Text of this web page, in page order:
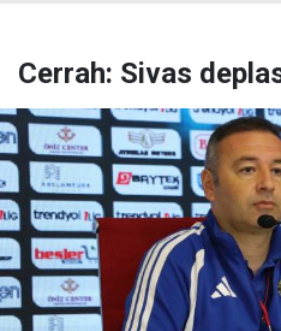
Cerrah: Sivas